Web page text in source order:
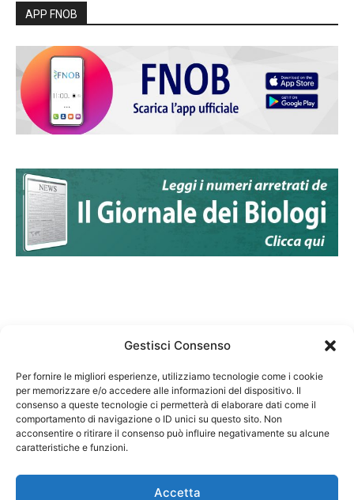
Gestisci Consenso
Per fornire le migliori esperienze, utilizziamo tecnologie come i cookie
per memorizzare e/o accedere alle informazioni del dispositivo. Il
consenso a queste tecnologie ci permetterà di elaborare dati come il
comportamento di navigazione o ID unici su questo sito. Non
acconsentire o ritirare il consenso può influire negativamente su alcune
caratteristiche e funzioni.
Accetta
APP FNOB
Federazione Nazionale Degli Ordini dei Biologi:
codice fiscale 80069130583
Responsabile sito internet www.fnob.it: Vincenzo